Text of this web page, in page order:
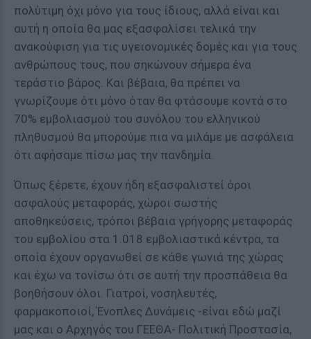
πολύτιμη όχι μόνο για τους ίδιους, αλλά είναι και
αυτή η οποία θα μας εξασφαλίσει τελικά την
ανακούφιση για τις υγειονομικές δομές και για τους
ανθρώπους τους, που σηκώνουν σήμερα ένα
τεράστιο βάρος. Και βέβαια, θα πρέπει να
γνωρίζουμε ότι μόνο όταν θα φτάσουμε κοντά στο
70% εμβολιασμού του συνόλου του ελληνικού
πληθυσμού θα μπορούμε πια να μιλάμε με ασφάλεια
ότι αφήσαμε πίσω μας την πανδημία.
Όπως ξέρετε, έχουν ήδη εξασφαλιστεί όροι
ασφαλούς μεταφοράς, χώροι σωστής
αποθηκεύσεις, τρόποι βέβαια γρήγορης μεταφοράς
του εμβολίου στα 1.018 εμβολιαστικά κέντρα, τα
οποία έχουν οργανωθεί σε κάθε γωνιά της χώρας
και έχω να τονίσω ότι σε αυτή την προσπάθεια θα
βοηθήσουν όλοι. Γιατροί, νοσηλευτές,
φαρμακοποιοί, Ένοπλες Δυνάμεις -είναι εδώ μαζί
μας και ο Αρχηγός του ΓΕΕΘΑ- Πολιτική Προστασία,